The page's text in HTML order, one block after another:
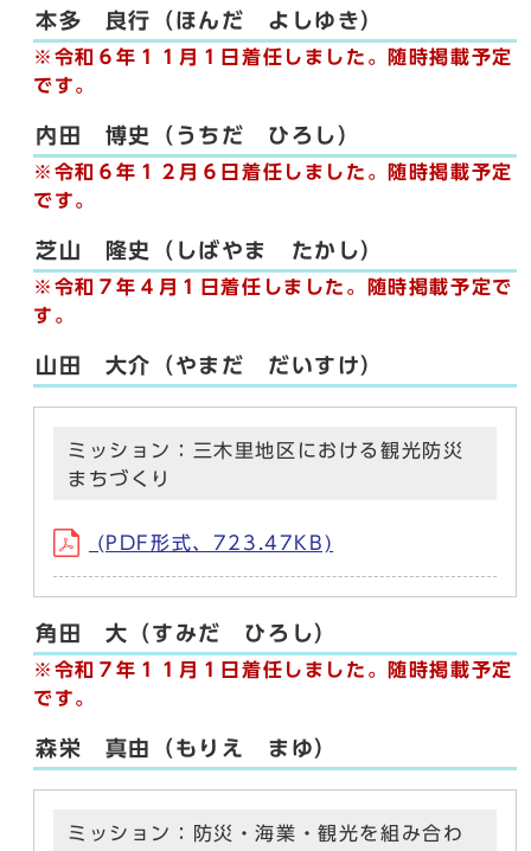
本多 良行（ほんだ よしゆき）
※令和６年１１月１日着任しました。随時掲載予定
です。
内田 博史（うちだ ひろし）
※令和６年１２月６日着任しました。随時掲載予定
です。
芝山 隆史（しばやま たかし）
※令和７年４月１日着任しました。随時掲載予定で
す。
山田 大介（やまだ だいすけ）
ミッション：三木里地区における観光防災
まちづくり
(PDF形式、723.47KB)
角田 大（すみだ ひろし）
※令和７年１１月１日着任しました。随時掲載予定
です。
森栄 真由（もりえ まゆ）
ミッション：防災・海業・観光を組み合わ